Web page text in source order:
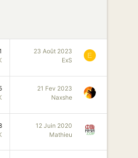
23 Août 2023
ExS
E
21 Fev 2023
Naxshe
12 Juin 2020
Mathieu